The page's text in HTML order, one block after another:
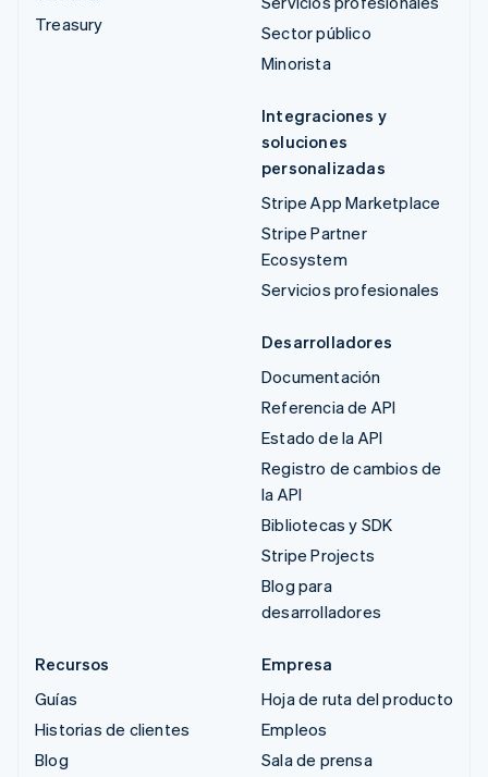
Treasury
Sector público
Minorista
Integraciones y
soluciones
personalizadas
Stripe App Marketplace
Stripe Partner
Ecosystem
Servicios profesionales
Desarrolladores
Documentación
Referencia de API
Estado de la API
Registro de cambios de
la API
Bibliotecas y SDK
Stripe Projects
Blog para
desarrolladores
Recursos
Guías
Historias de clientes
Blog
Empresa
Hoja de ruta del producto
Empleos
Sala de prensa